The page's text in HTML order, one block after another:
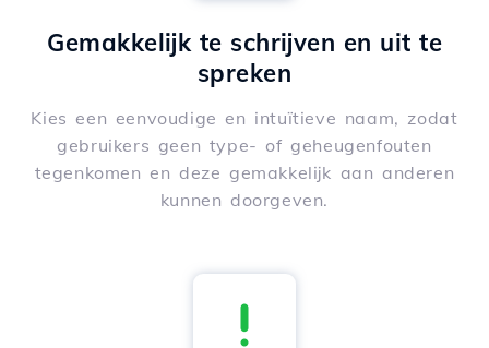
Gemakkelijk te schrijven en uit te
spreken
Kies een eenvoudige en intuïtieve naam, zodat
gebruikers geen type- of geheugenfouten
tegenkomen en deze gemakkelijk aan anderen
kunnen doorgeven.